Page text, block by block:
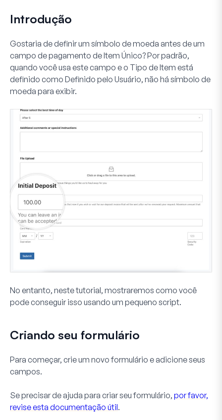
Introdução
Gostaria de definir um símbolo de moeda antes de um
campo de pagamento deItem Único? Por padrão,
quando você usa este campo e o Tipo de Item está
definido como Definido pelo Usuário, não há símbolo de
moeda para exibir.
No entanto, neste tutorial, mostraremos como você
pode conseguir isso usando um pequeno script.
Criando seu formulário
Para começar, crie um novo formulário e adicione seus
campos.
Se precisar de ajuda para criar seu formulário, por favor,
revise esta documentação útil.